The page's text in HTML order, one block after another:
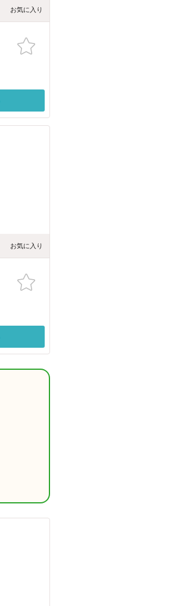
お気に入り
お気に入り